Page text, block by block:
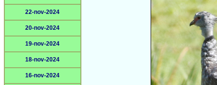
22-nov-2024
20-nov-2024
19-nov-2024
18-nov-2024
16-nov-2024